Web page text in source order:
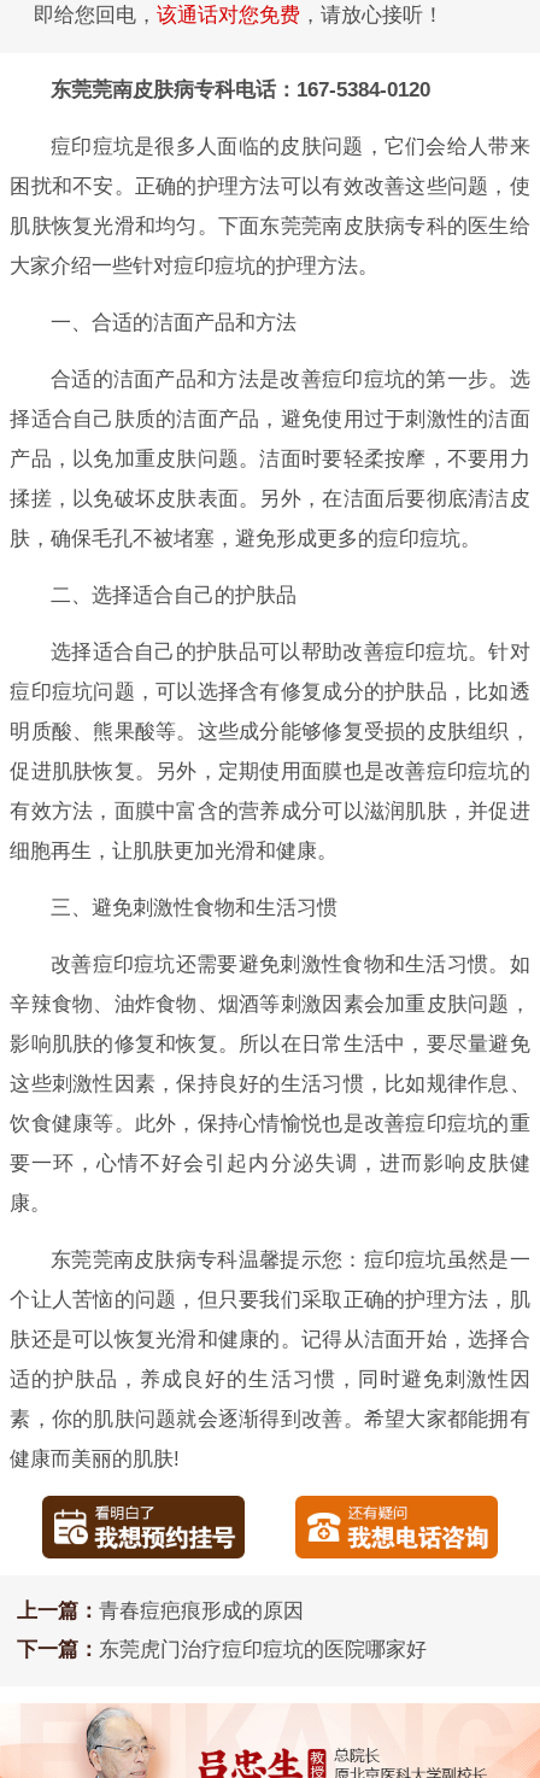
即给您回电， 该通话对您免费 ，请放心接听！
东莞莞南皮肤病专科电话：167-5384-0120
痘印痘坑是很多人面临的皮肤问题，它们会给人带来
困扰和不安。正确的护理方法可以有效改善这些问题，使
肌肤恢复光滑和均匀。下面东莞莞南皮肤病专科的医生给
大家介绍一些针对痘印痘坑的护理方法。
一、合适的洁面产品和方法
合适的洁面产品和方法是改善痘印痘坑的第一步。选
择适合自己肤质的洁面产品，避免使用过于刺激性的洁面
产品，以免加重皮肤问题。洁面时要轻柔按摩，不要用力
揉搓，以免破坏皮肤表面。另外，在洁面后要彻底清洁皮
肤，确保毛孔不被堵塞，避免形成更多的痘印痘坑。
二、选择适合自己的护肤品
选择适合自己的护肤品可以帮助改善痘印痘坑。针对
痘印痘坑问题，可以选择含有修复成分的护肤品，比如透
明质酸、熊果酸等。这些成分能够修复受损的皮肤组织，
促进肌肤恢复。另外，定期使用面膜也是改善痘印痘坑的
有效方法，面膜中富含的营养成分可以滋润肌肤，并促进
细胞再生，让肌肤更加光滑和健康。
三、避免刺激性食物和生活习惯
改善痘印痘坑还需要避免刺激性食物和生活习惯。如
辛辣食物、油炸食物、烟酒等刺激因素会加重皮肤问题，
影响肌肤的修复和恢复。所以在日常生活中，要尽量避免
这些刺激性因素，保持良好的生活习惯，比如规律作息、
饮食健康等。此外，保持心情愉悦也是改善痘印痘坑的重
要一环，心情不好会引起内分泌失调，进而影响皮肤健
康。
东莞莞南皮肤病专科温馨提示您：痘印痘坑虽然是一
个让人苦恼的问题，但只要我们采取正确的护理方法，肌
肤还是可以恢复光滑和健康的。记得从洁面开始，选择合
适的护肤品，养成良好的生活习惯，同时避免刺激性因
素，你的肌肤问题就会逐渐得到改善。希望大家都能拥有
健康而美丽的肌肤!
上一篇： 青春痘疤痕形成的原因
下一篇： 东莞虎门治疗痘印痘坑的医院哪家好